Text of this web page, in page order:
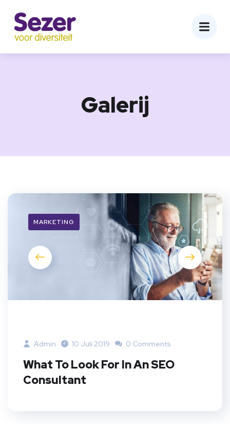
Galerij
MARKETING
Admin 10 Juli 2019 0 Comments
What To Look For In An SEO
Consultant